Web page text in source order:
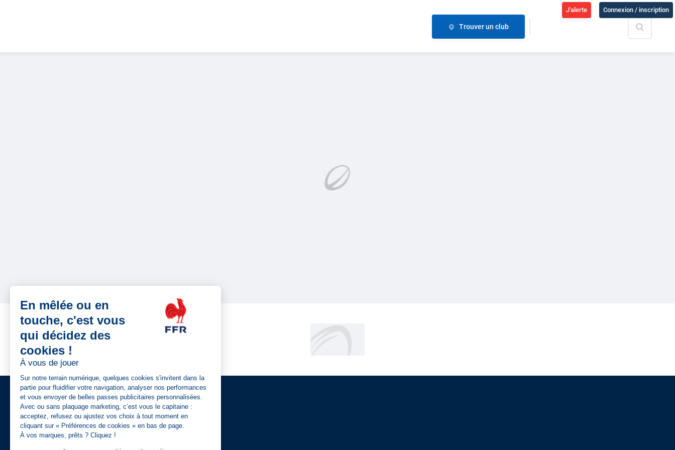
Connexion / inscription
J'alerte
Trouver un club